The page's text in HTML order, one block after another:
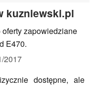
kuzniewski.pl
zapowiedziane
E470.
2017
dostępne, ale